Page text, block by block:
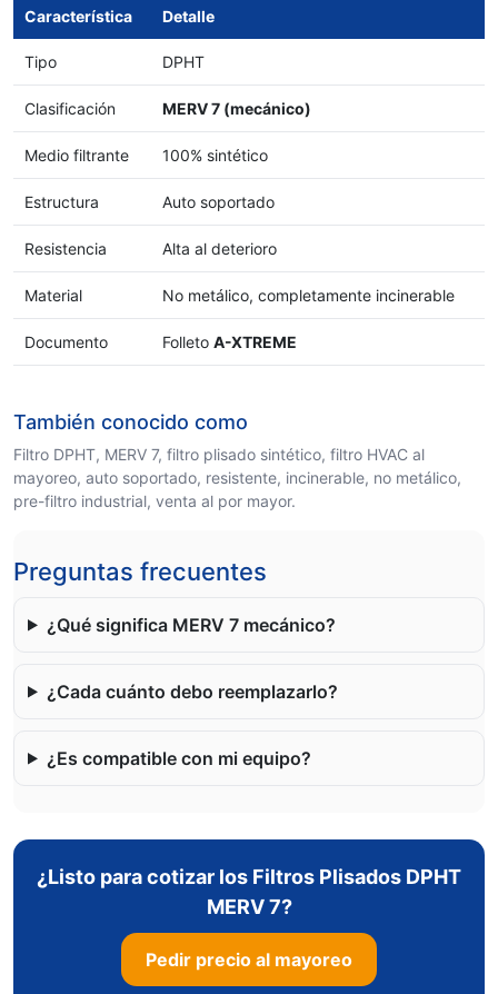
Característica Detalle
Tipo DPHT
Clasificación MERV 7 (mecánico)
Medio filtrante 100% sintético
Estructura Auto soportado
Resistencia Alta al deterioro
Material No metálico, completamente incinerable
Documento Folleto A-XTREME
También conocido como
Filtro DPHT, MERV 7, filtro plisado sintético, filtro HVAC al
mayoreo, auto soportado, resistente, incinerable, no metálico,
pre-filtro industrial, venta al por mayor.
Preguntas frecuentes
¿Qué significa MERV 7 mecánico?
¿Cada cuánto debo reemplazarlo?
¿Es compatible con mi equipo?
¿Listo para cotizar los Filtros Plisados DPHT
MERV 7?
Pedir precio al mayoreo